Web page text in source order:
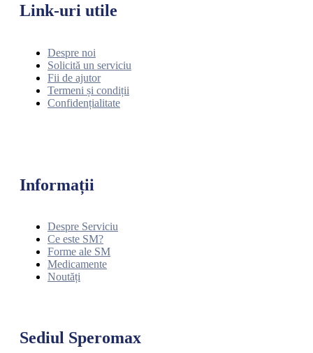
Link-uri utile
Despre noi
Solicită un serviciu
Fii de ajutor
Termeni și condiții
Confidențialitate
Informații
Despre Serviciu
Ce este SM?
Forme ale SM
Medicamente
Noutăți
Sediul Speromax